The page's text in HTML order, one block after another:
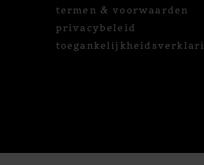
termen & voorwaarden
privacybeleid